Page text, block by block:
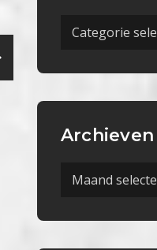
Meer
Archieven
Archieven